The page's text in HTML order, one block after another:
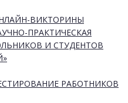
ВИКТОРИНЫ
ПРАКТИЧЕСКАЯ
И СТУДЕНТОВ
РАБОТНИКОВ